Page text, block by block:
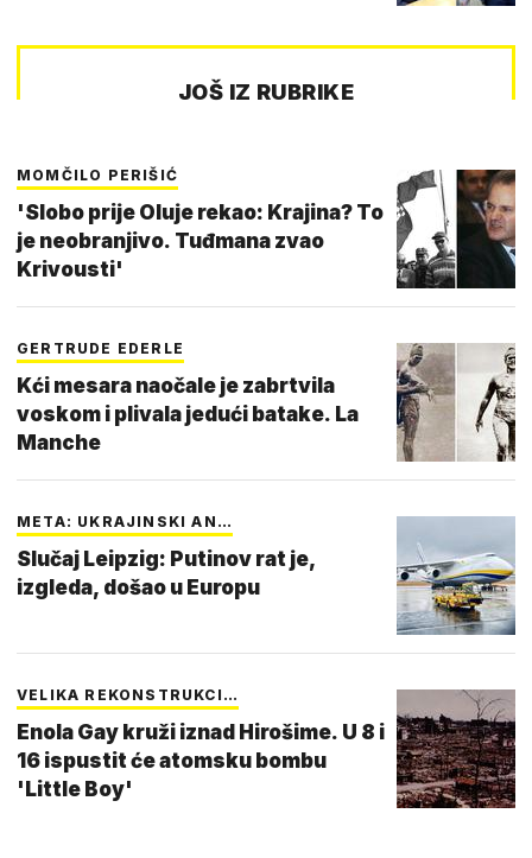
JOŠ IZ RUBRIKE
MOMČILO PERIŠIĆ
'Slobo prije Oluje rekao: Krajina? To
je neobranjivo. Tuđmana zvao
Krivousti'
GERTRUDE EDERLE
Kći mesara naočale je zabrtvila
voskom i plivala jedući batake. La
Manche
META: UKRAJINSKI AN…
Slučaj Leipzig: Putinov rat je,
izgleda, došao u Europu
VELIKA REKONSTRUKCI…
Enola Gay kruži iznad Hirošime. U 8 i
16 ispustit će atomsku bombu
'Little Boy'